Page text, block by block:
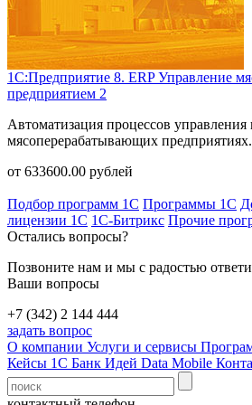
1С:Предприятие 8. ERP Управление
предприятием 2
Автоматизация процессов управления
мясоперерабатывающих предприятиях.
от 633600.00 рублей
Подбор программ 1С Программы 1С
лицензии 1С 1С-Битрикс Прочие
Остались вопросы?
Позвоните нам и мы с радостью
Ваши вопросы
+7 (342) 2 144 444
задать вопрос
О компании Услуги и сервисы
Кейсы 1С Банк Идей Data Mobile